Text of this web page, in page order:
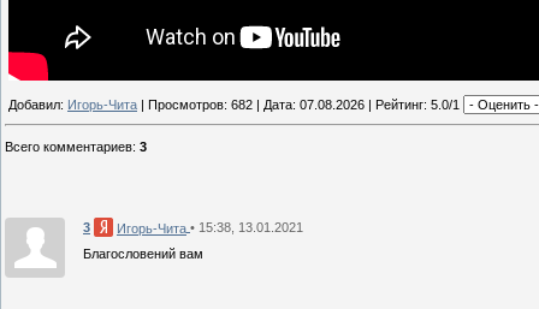
Добавил: Игорь-Чита | Просмотров: 682 | Дата: 07.08.2026 | Рейтинг: 5.0/1
Всего комментариев: 3
3 Игорь-Чита • 15:38, 13.01.2021
Благословений вам